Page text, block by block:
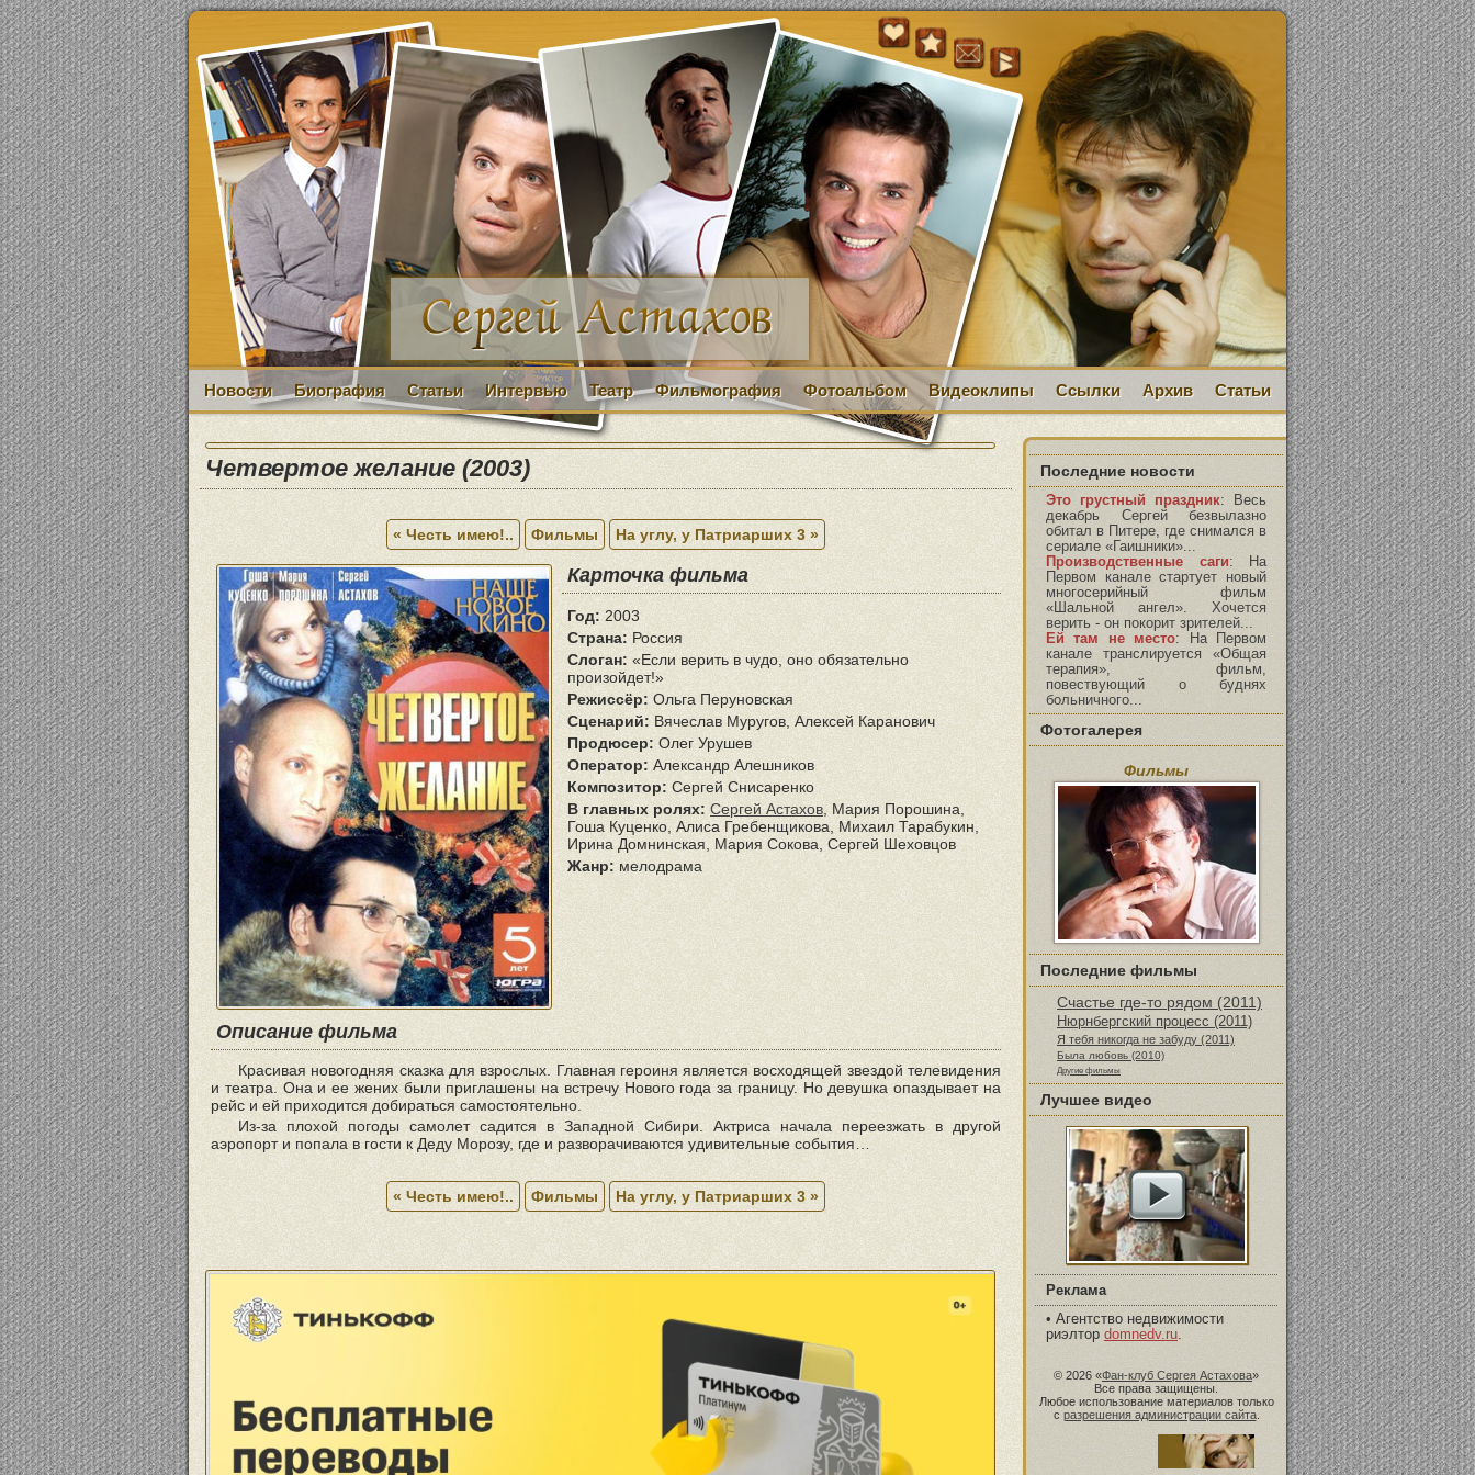
Новости Биография Статьи Интервью Театр Фильмография Фотоальбом Видеоклипы Ссылки Архив Статьи
Четвертое желание (2003)
« Честь имею!.. Фильмы На углу, у Патриарших 3 »
Карточка фильма
Год: 2003
Страна: Россия
Слоган: «Если верить в чудо, оно обязательно
произойдет!»
Режиссёр: Ольга Перуновская
Сценарий: Вячеслав Муругов, Алексей Каранович
Продюсер: Олег Урушев
Оператор: Александр Алешников
Композитор: Сергей Снисаренко
В главных ролях: Сергей Астахов , Мария Порошина,
Гоша Куценко, Алиса Гребенщикова, Михаил Тарабукин,
Ирина Домнинская, Мария Сокова, Сергей Шеховцов
Жанр: мелодрама
Описание фильма
Красивая новогодняя сказка для взрослых. Главная героиня является восходящей звездой телевидения
и театра. Она и ее жених были приглашены на встречу Нового года за границу. Но девушка опаздывает на
рейс и ей приходится добираться самостоятельно.
Из-за плохой погоды самолет садится в Западной Сибири. Актриса начала переезжать в другой
аэропорт и попала в гости к Деду Морозу, где и разворачиваются удивительные события…
« Честь имею!.. Фильмы На углу, у Патриарших 3 »
Последние новости
Это грустный праздник:
Весь
декабрь Сергей безвылазно
обитал в Питере, где снимался в
сериале «Гаишники»...
Производственные саги:
На
Первом канале стартует новый
многосерийный фильм
«Шальной ангел». Хочется
верить - он покорит зрителей...
Ей там не место:
На Первом
канале транслируется «Общая
терапия», фильм,
повествующий о буднях
больничного...
Фотогалерея
Фильмы
Последние фильмы
Счастье где-то рядом (2011)
Нюрнбергский процесс (2011)
Я тебя никогда не забуду (2011)
Была любовь (2010)
Другие фильмы
Лучшее видео
Реклама
• Агентство недвижимости
риэлтор domnedv.ru.
© 2026 «Фан-клуб Сергея Астахова»
Все права защищены.
Любое использование материалов только
с разрешения администрации сайта.